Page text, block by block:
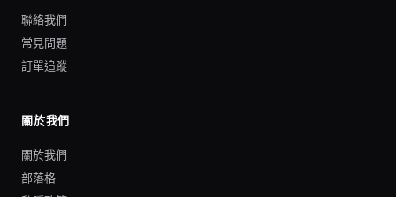
聯絡我們
常見問題
訂單追蹤
關於我們
關於我們
部落格